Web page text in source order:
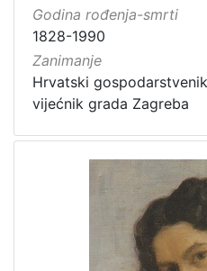
Godina rođenja-smrti
1828-1990
Zanimanje
Hrvatski
vijećnik grada Zagreba